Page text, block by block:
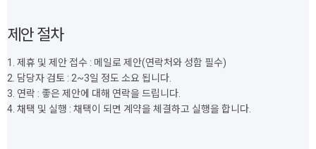
제안 절차
1. 제휴 및 제안 접수 : 메일로 제안(연락처와 성함 필수)
2. 담당자 검토 : 2~3일 정도 소요 됩니다.
3. 연락 : 좋은 제안에 대해 연락을 드립니다.
4. 채택 및 실행 : 채택이 되면 계약을 체결하고 실행을 합니다.